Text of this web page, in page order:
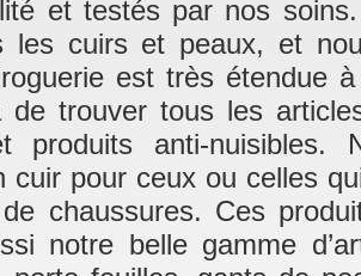
et testés par nos
les cuirs et peaux, et
est très étendue
de trouver tous les
produits anti-nuisibles.
cuir pour ceux ou celles
chaussures. Ces
notre belle gamme